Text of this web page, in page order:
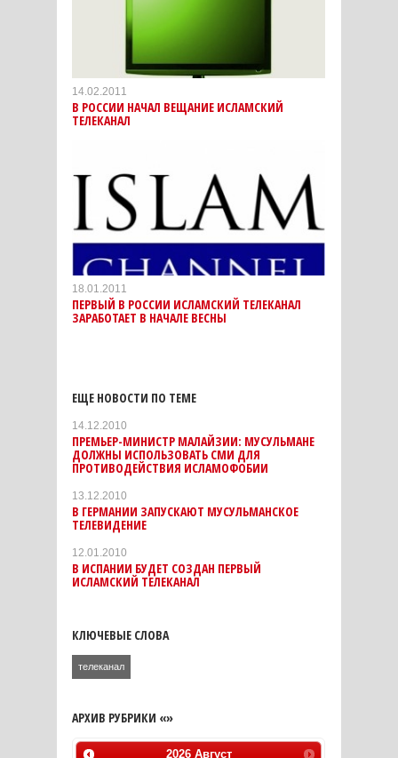
14.02.2011
В РОССИИ НАЧАЛ ВЕЩАНИЕ ИСЛАМСКИЙ
ТЕЛЕКАНАЛ
18.01.2011
ПЕРВЫЙ В РОССИИ ИСЛАМСКИЙ ТЕЛЕКАНАЛ
ЗАРАБОТАЕТ В НАЧАЛЕ ВЕСНЫ
ЕЩЕ НОВОСТИ ПО ТЕМЕ
14.12.2010
ПРЕМЬЕР-МИНИСТР МАЛАЙЗИИ: МУСУЛЬМАНЕ
ДОЛЖНЫ ИСПОЛЬЗОВАТЬ СМИ ДЛЯ
ПРОТИВОДЕЙСТВИЯ ИСЛАМОФОБИИ
13.12.2010
В ГЕРМАНИИ ЗАПУСКАЮТ МУСУЛЬМАНСКОЕ
ТЕЛЕВИДЕНИЕ
12.01.2010
В ИСПАНИИ БУДЕТ СОЗДАН ПЕРВЫЙ
ИСЛАМСКИЙ ТЕЛЕКАНАЛ
КЛЮЧЕВЫЕ СЛОВА
телеканал
АРХИВ РУБРИКИ «»
2026 Август